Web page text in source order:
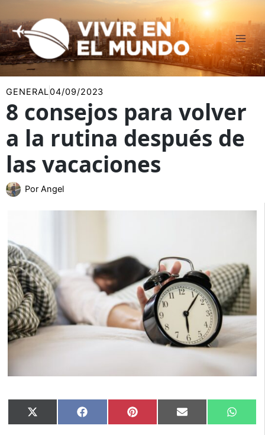
al
contenido
GENERAL04/09/2023
8 consejos para volver
a la rutina después de
las vacaciones
Por Angel
Compartir
en
X
(Twitter)
Compartir
en
Facebook Compartir
en
Pinterest Compartir
en
Email
en